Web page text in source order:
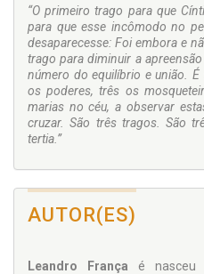
“O primeiro trago para que
para que esse incômodo no
desaparecesse: Foi embora e
trago para diminuir a
número do equilíbrio e união.
os poderes, três os
marias no céu, a observar
cruzar. São três tragos. São
tertia.”
AUTOR(ES)
Leandro França é nasceu